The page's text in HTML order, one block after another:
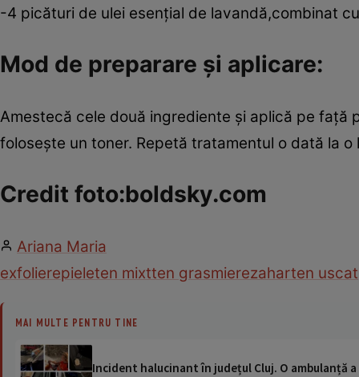
-4 picături de ulei esenţial de lavandă,combinat
Mod de preparare şi aplicare:
Amestecă cele două ingrediente şi aplică pe
foloseşte un toner. Repetă tratamentul o dată la
Credit foto:boldsky.com
Ariana Maria
exfolierepieleten mixtten grasmierezaharten uscat
MAI MULTE PENTRU TINE
Incident halucinant în județul Cluj. O ambulanță